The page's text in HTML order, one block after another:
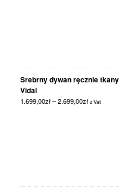
Srebrny dywan ręcznie tkany
Vidal
1.699,00zł–2.699,00zł z Vat